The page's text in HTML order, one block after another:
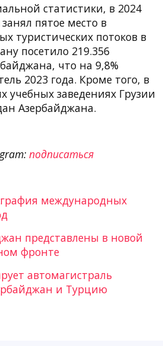
статистики, в 2024
пятое место в
туристических потоков в
посетило 219.356
что на 9,8%
2023 года. Кроме того, в
учебных заведениях Грузии
Азербайджана.
подписаться
международных
представлены в новой
фронте
автомагистраль
и Турцию